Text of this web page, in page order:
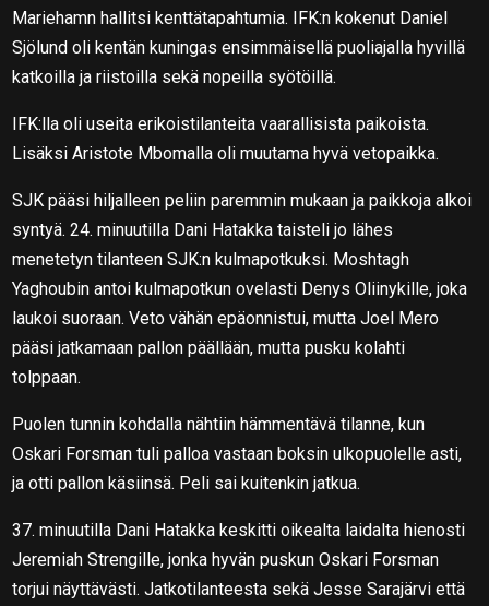
Mariehamn hallitsi kenttätapahtumia. IFK:n kokenut Daniel
Sjölund oli kentän kuningas ensimmäisellä puoliajalla hyvillä
katkoilla ja riistoilla sekä nopeilla syötöillä.
IFK:lla oli useita erikoistilanteita vaarallisista paikoista.
Lisäksi Aristote Mbomalla oli muutama hyvä vetopaikka.
SJK pääsi hiljalleen peliin paremmin mukaan ja paikkoja alkoi
syntyä. 24. minuutilla Dani Hatakka taisteli jo lähes
menetetyn tilanteen SJK:n kulmapotkuksi. Moshtagh
Yaghoubin antoi kulmapotkun ovelasti Denys Oliinykille, joka
laukoi suoraan. Veto vähän epäonnistui, mutta Joel Mero
pääsi jatkamaan pallon päällään, mutta pusku kolahti
tolppaan.
Puolen tunnin kohdalla nähtiin hämmentävä tilanne, kun
Oskari Forsman tuli palloa vastaan boksin ulkopuolelle asti,
ja otti pallon käsiinsä. Peli sai kuitenkin jatkua.
37. minuutilla Dani Hatakka keskitti oikealta laidalta hienosti
Jeremiah Strengille, jonka hyvän puskun Oskari Forsman
torjui näyttävästi. Jatkotilanteesta sekä Jesse Sarajärvi että